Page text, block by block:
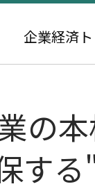
企業経済
の
する